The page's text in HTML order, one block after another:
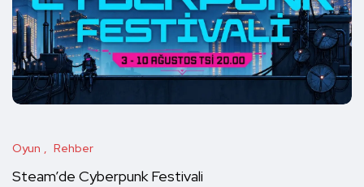
Oyun Rehber
Steam’de Cyberpunk Festivali